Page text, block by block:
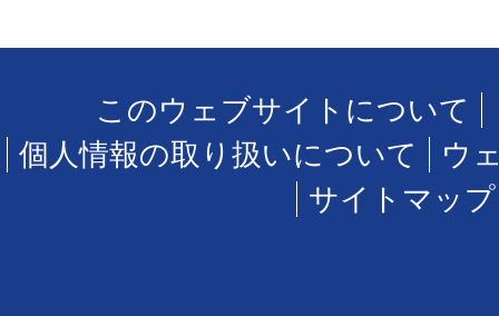
このウェブサイトについて
個人情報の取り扱いについて
ウ
サイトマップ